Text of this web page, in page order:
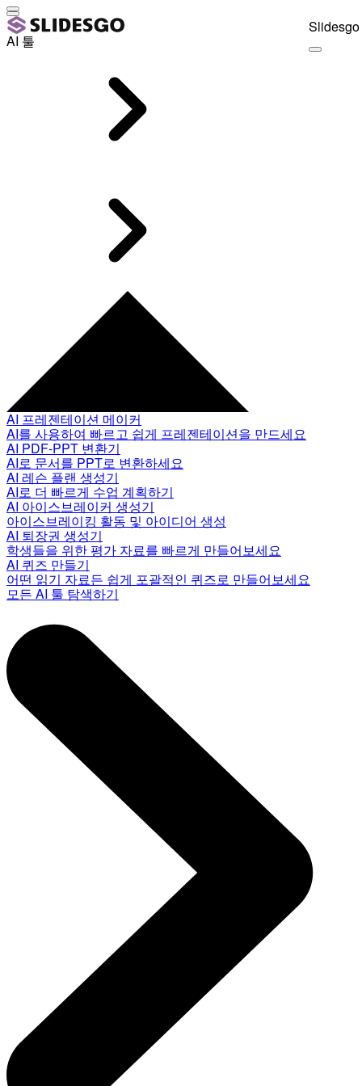
AI 툴
AI 프레젠테이션 메이커
AI를 사용하여 빠르고 쉽게 프레젠테이션을 만드세요
AI PDF-PPT 변환기
AI로 문서를 PPT로 변환하세요
AI 레슨 플랜 생성기
AI로 더 빠르게 수업 계획하기
AI 아이스브레이커 생성기
아이스브레이킹 활동 및 아이디어 생성
AI 퇴장권 생성기
학생들을 위한 평가 자료를 빠르게 만들어보세요
AI 퀴즈 만들기
어떤 읽기 자료든 쉽게 포괄적인 퀴즈로 만들어보세요
모든 AI 툴 탐색하기